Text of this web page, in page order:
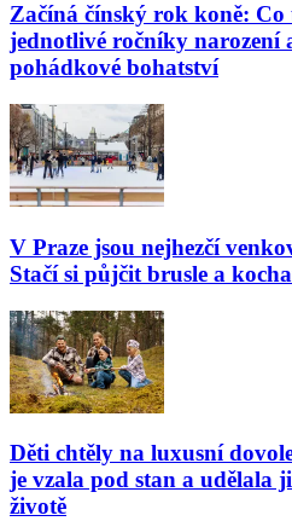
Začíná čínský rok koně: Co
jednotlivé ročníky narození
pohádkové bohatství
V Praze jsou nejhezčí
Stačí si půjčit brusle a
Děti chtěly na luxusní
je vzala pod stan a udělala
životě